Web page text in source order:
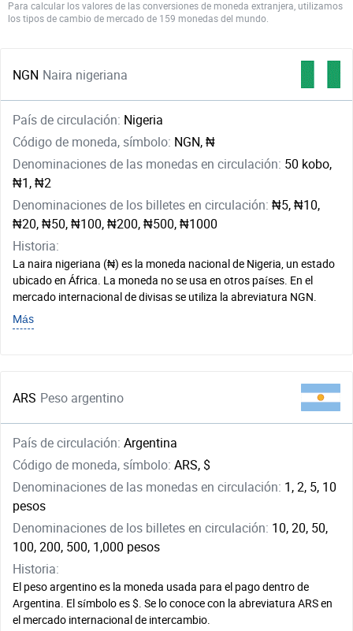
Para calcular los valores de las conversiones de moneda extranjera, utilizamos
los tipos de cambio de mercado de 159 monedas del mundo.
NGN Naira nigeriana
País de circulación: Nigeria
Código de moneda, símbolo: NGN, ₦
Denominaciones de las monedas en circulación: 50 kobo,
₦1, ₦2
Denominaciones de los billetes en circulación: ₦5, ₦10,
₦20, ₦50, ₦100, ₦200, ₦500, ₦1000
Historia:
La naira nigeriana (₦) es la moneda nacional de Nigeria, un estado
ubicado en África. La moneda no se usa en otros países. En el
mercado internacional de divisas se utiliza la abreviatura NGN.
Más
ARS Peso argentino
País de circulación: Argentina
Código de moneda, símbolo: ARS, $
Denominaciones de las monedas en circulación: 1, 2, 5, 10
pesos
Denominaciones de los billetes en circulación: 10, 20, 50,
100, 200, 500, 1,000 pesos
Historia:
El peso argentino es la moneda usada para el pago dentro de
Argentina. El símbolo es $. Se lo conoce con la abreviatura ARS en
el mercado internacional de intercambio.